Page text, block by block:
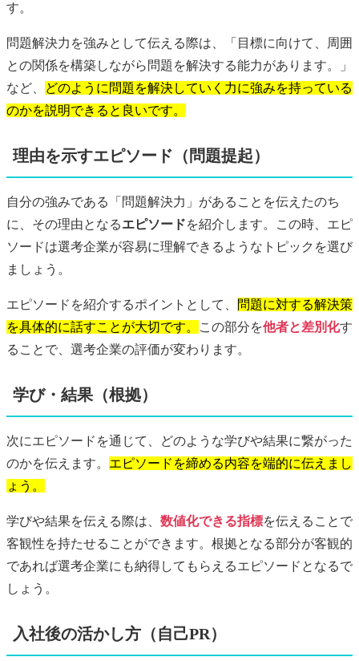
す。
問題解決力を強みとして伝える際は、「目標に向けて、周囲
との関係を構築しながら問題を解決する能力があります。」
など、
どのように問題を解決していく力に強みを持っている
のかを説明できると良いです。
理由を示すエピソード（問題提起）
自分の強みである「問題解決力」があることを伝えたのち
に、その理由となるエピソードを紹介します。この時、エピ
ソードは選考企業が容易に理解できるようなトピックを選び
ましょう。
エピソードを紹介するポイントとして、
問題に対する解決策
を具体的に話すことが大切です。
この部分を他者と差別化す
ることで、選考企業の評価が変わります。
学び・結果（根拠）
次にエピソードを通じて、どのような学びや結果に繋がった
のかを伝えます。 エピソードを締める内容を端的に伝えまし
ょう。
学びや結果を伝える際は、 数値化できる指標を伝えることで
客観性を持たせることができます。根拠となる部分が客観的
であれば選考企業にも納得してもらえるエピソードとなるで
しょう。
入社後の活かし方（自己PR）